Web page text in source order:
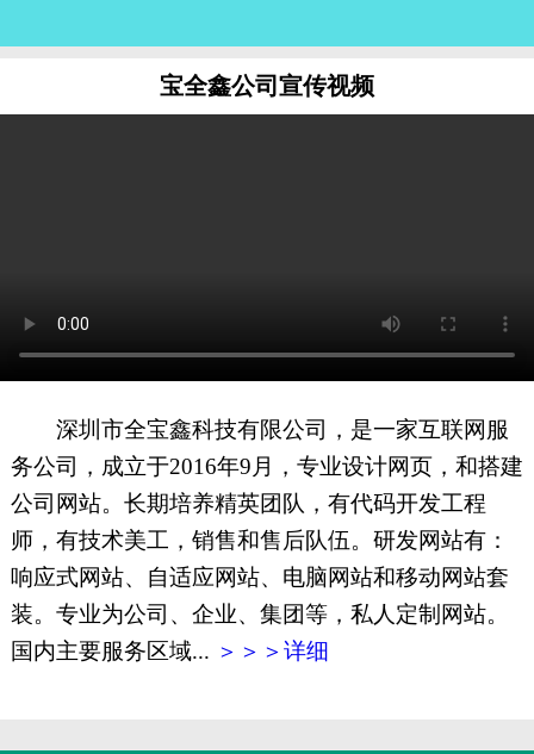
联系我们
51La
XML地图
宝全鑫公司宣传视频
深圳市全宝鑫科技有限公司，是一家互联网服
务公司，成立于2016年9月，专业设计网页，和搭建
公司网站。长期培养精英团队，有代码开发工程
师，有技术美工，销售和售后队伍。研发网站有：
响应式网站、自适应网站、电脑网站和移动网站套
装。专业为公司、企业、集团等，私人定制网站。
国内主要服务区域... ＞＞＞详细